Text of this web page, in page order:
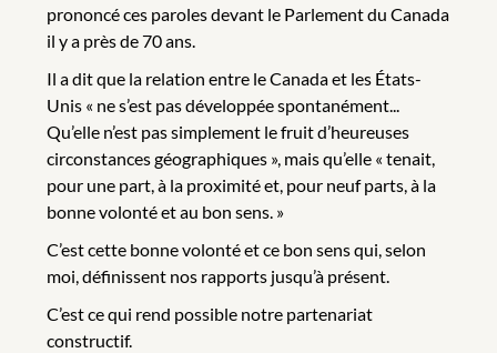
prononcé ces paroles devant le Parlement du Canada
il y a près de 70 ans.
Il a dit que la relation entre le Canada et les États-
Unis « ne s’est pas développée spontanément...
Qu’elle n’est pas simplement le fruit d’heureuses
circonstances géographiques », mais qu’elle « tenait,
pour une part, à la proximité et, pour neuf parts, à la
bonne volonté et au bon sens. »
C’est cette bonne volonté et ce bon sens qui, selon
moi, définissent nos rapports jusqu’à présent.
C’est ce qui rend possible notre partenariat
constructif.